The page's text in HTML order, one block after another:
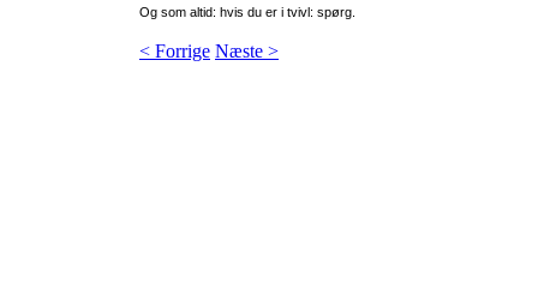
Og som altid: hvis du er i tvivl: spørg.
< Forrige Næste >